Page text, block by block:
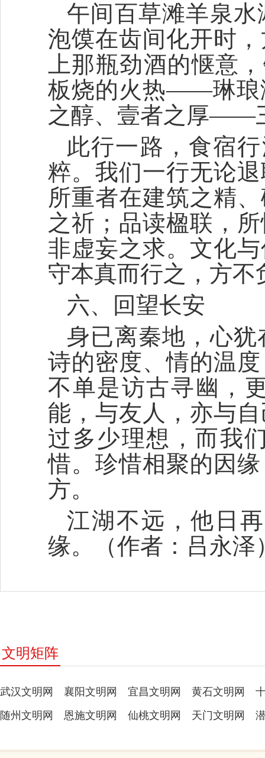
午间百草滩羊泉
泡馍在齿间化开时
上那瓶劲酒的惬意
板烧的火热——琳琅
之醇、壹者之厚——
此行一路，食宿
粹。我们一行无论
所重者在建筑之精
之祈；品读楹联，
非虚妄之求。文化
守本真而行之，方不
六、回望长安
身已离秦地，心
诗的密度、情的温
不单是访古寻幽，
能，与友人，亦与
过多少理想，而我
惜。珍惜相聚的因
方。
江湖不远，他日
缘。（作者： 吕永泽
文明矩阵
武汉文明网 襄阳文明网 宜昌文明网 黄石文明网
随州文明网
恩施文明网 仙桃文明网 天门文明网